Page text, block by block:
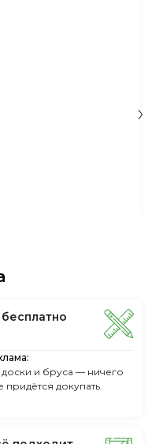
и бруса — ничего
придётся докупать.